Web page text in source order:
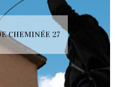
CHEMINÉE 27